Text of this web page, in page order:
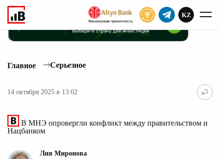
KZ
Главное Серьезное
14 октября 2025 в 13:02
В МНЭ опровергли конфликт между правительством и
Нацбанком
Лия Миронова